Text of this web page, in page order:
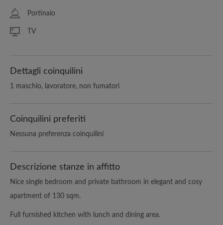
Portinaio
TV
Dettagli coinquilini
1 maschio, lavoratore, non fumatori
Coinquilini preferiti
Nessuna preferenza coinquilini
Descrizione stanze in affitto
Nice single bedroom and private bathroom in elegant and cosy
apartment of 130 sqm.
Full furnished kitchen with lunch and dining area.